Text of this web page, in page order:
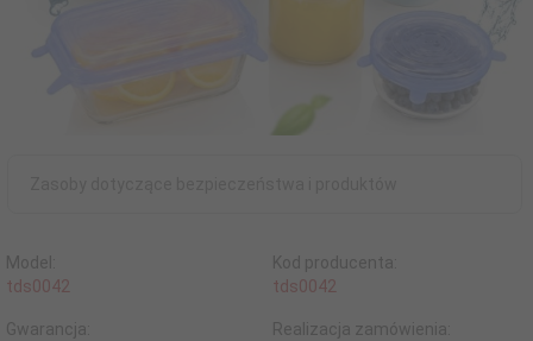
Model:
tds0042
Kod producenta:
tds0042
Gwarancja:
Realizacja zamówienia: